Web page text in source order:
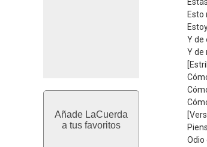
Añade LaCuerda
a tus favoritos
Esto
Y de
Y de
Odio